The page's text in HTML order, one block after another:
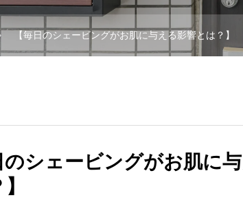
【毎日のシェービングがお肌に与える影響とは？】
のシェービングがお肌に